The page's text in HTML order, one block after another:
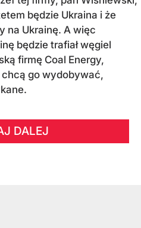
będzie Ukraina i że
na Ukrainę. A więc
będzie trafiał węgiel
firmę Coal Energy,
go wydobywać,
DALEJ